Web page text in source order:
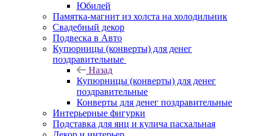
Юбилей
Памятка-магнит из холста на холодильник
Свадебный декор
Подвеска в Авто
Купюрницы (конверты) для денег
поздравительные
Назад
Купюрницы (конверты) для денег
поздравительные
Конверты для денег поздравительные
Интерьерные фигурки
Подставка для яиц и кулича пасхальная